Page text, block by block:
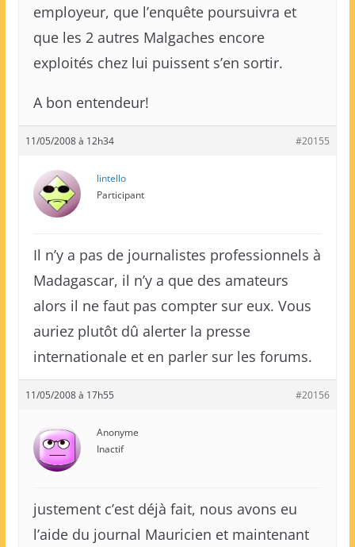
employeur, que l’enquête poursuivra et
que les 2 autres Malgaches encore
exploités chez lui puissent s’en sortir.
A bon entendeur!
11/05/2008 à 12h34 #20155
lintello
Participant
Il n’y a pas de journalistes professionnels à
Madagascar, il n’y a que des amateurs
alors il ne faut pas compter sur eux. Vous
auriez plutôt dû alerter la presse
internationale et en parler sur les forums.
11/05/2008 à 17h55 #20156
Anonyme
Inactif
justement c’est déjà fait, nous avons eu
l’aide du journal Mauricien et maintenant